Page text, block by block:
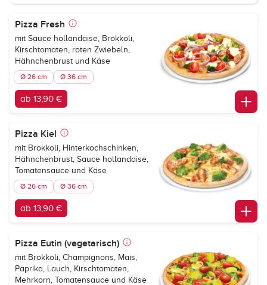
Pizza Fresh
mit Sauce hollandaise, Brokkoli,
Kirschtomaten, roten Zwiebeln,
Hähnchenbrust und Käse
Ø 26 cm Ø 36 cm
ab 13,90 €
Pizza Kiel
mit Brokkoli, Hinterkochschinken,
Hähnchenbrust, Sauce hollandaise,
Tomatensauce und Käse
Ø 26 cm Ø 36 cm
ab 13,90 €
Pizza Eutin (vegetarisch)
mit Brokkoli, Champignons, Mais,
Paprika, Lauch, Kirschtomaten,
Mehrkorn, Tomatensauce und Käse